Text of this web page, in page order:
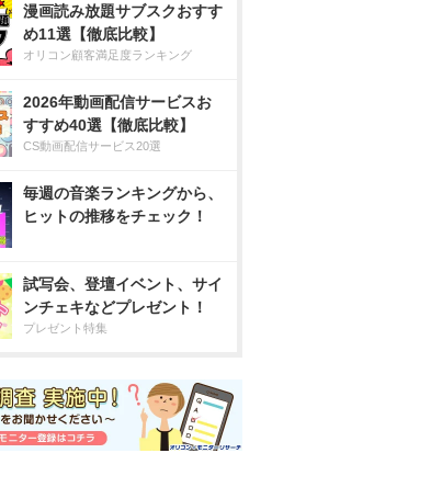
漫画読み放題サブスクおすす
め11選【徹底比較】
オリコン顧客満足度ランキング
2026年動画配信サービスお
すすめ40選【徹底比較】
CS動画配信サービス20選
毎週の音楽ランキングから、
ヒットの推移をチェック！
試写会、登壇イベント、サイ
ンチェキなどプレゼント！
プレゼント特集